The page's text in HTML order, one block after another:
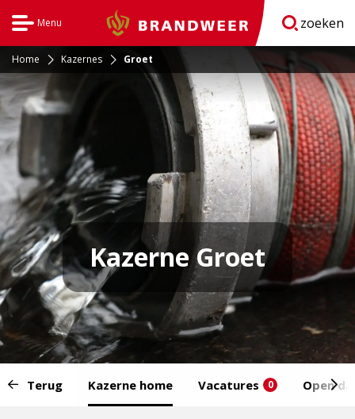
Menu Brandweer zoeken
Home Kazernes Groet
Kazerne Groet
van Terug Kazerne home Vacatures 0 Open